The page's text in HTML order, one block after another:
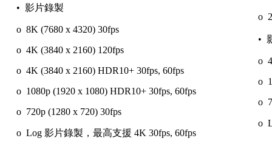
• 影片錄製
o 8K (7680 x 4320) 30fps
o 4K (3840 x 2160) 120fps
o 4K (3840 x 2160) HDR10+ 30fps, 60fps
o 1080p (1920 x 1080) HDR10+ 30fps, 60fps
o 720p (1280 x 720) 30fps
o Log 影片錄製，最高支援 4K 30fps, 60fps
o
•
o
o
o
o